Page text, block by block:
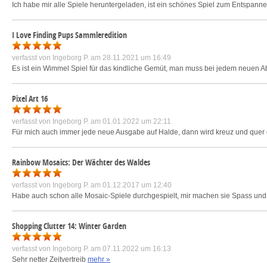
Ich habe mir alle Spiele heruntergeladen, ist ein schönes Spiel zum
I Love Finding Pups Sammleredition
verfasst von Ingeborg P. am 28.11.2021 um 16:49
Es ist ein Wimmel Spiel für das kindliche Gemüt, man muss bei jedem
Pixel Art 16
verfasst von Ingeborg P. am 01.01.2022 um 22:11
Für mich auch immer jede neue Ausgabe auf Halde, dann wird kreuz und
Rainbow Mosaics: Der Wächter des Waldes
verfasst von Ingeborg P. am 01.12.2017 um 12:40
Habe auch schon alle Mosaic-Spiele durchgespielt, mir machen sie Spass
Shopping Clutter 14: Winter Garden
verfasst von Ingeborg P. am 07.11.2022 um 16:13
Sehr netter Zeitvertreib mehr »